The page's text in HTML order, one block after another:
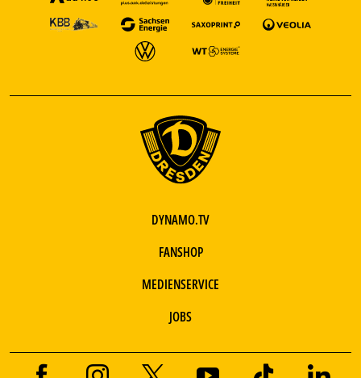
DYNAMO.TV
FANSHOP
MEDIENSERVICE
JOBS